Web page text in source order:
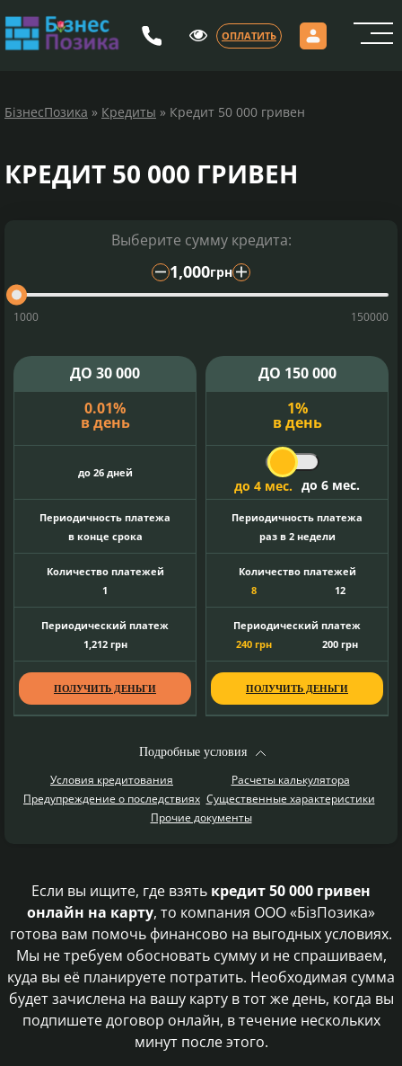
ОПЛАТИТЬ
Как оплатить
Кредит под 0,01%
БiзнесПозика » Кредиты » Кредит 50 000 гривен
КРЕДИТ 50 000 ГРИВЕН
Выберите сумму кредита:
1,000грн
1000 150000
ДО 30 000
0.01%
в день
до 26 дней
Периодичность платежа
в конце срока
Количество платежей
1
Периодический платеж
1,212грн
ПОЛУЧИТЬ ДЕНЬГИ
ДО 150 000
1%
в день
до 4 мес. до 6 мес.
Периодичность платежа
раз в 2 недели
Количество платежей
8
12
Периодический платеж
240 грн 200 грн
ПОЛУЧИТЬ ДЕНЬГИ
Подробные условия
Условия кредитования
Расчеты калькулятора
Предупреждение о последствиях Существенные характеристики
Прочие документы
Если вы ищите, где взять кредит 50 000 гривен
онлайн на карту, то компания ООО «БізПозика»
готова вам помочь финансово на выгодных условиях.
Мы не требуем обосновать сумму и не спрашиваем,
куда вы её планируете потратить. Необходимая сумма
будет зачислена на вашу карту в тот же день, когда вы
подпишете договор онлайн, в течение нескольких
минут после этого.